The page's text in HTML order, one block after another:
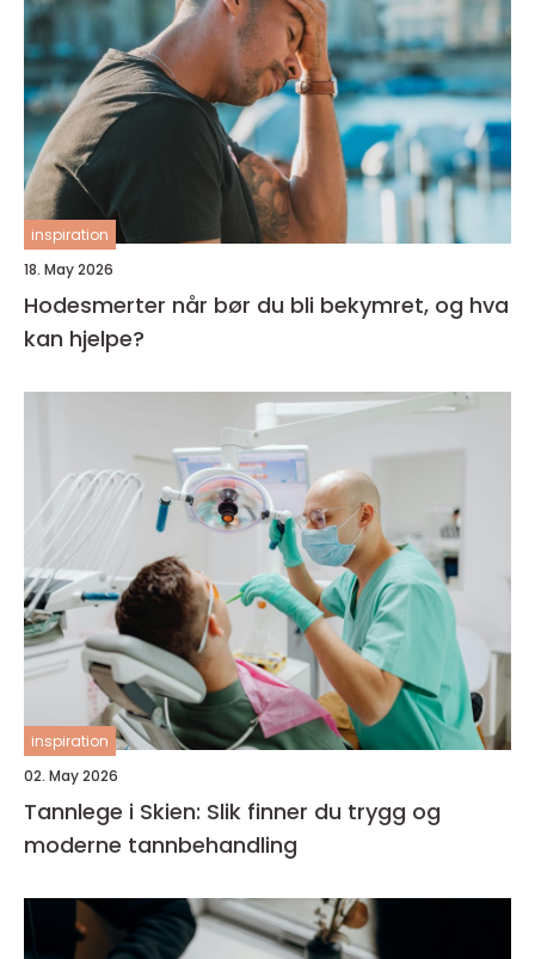
inspiration
18. May 2026
Hodesmerter når bør du bli bekymret, og hva
kan hjelpe?
inspiration
02. May 2026
Tannlege i Skien: Slik finner du trygg og
moderne tannbehandling